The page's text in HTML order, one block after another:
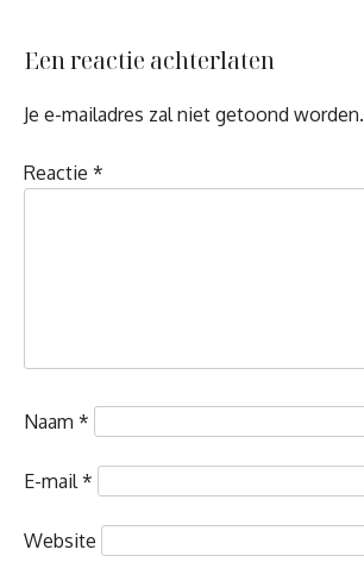
Een reactie achterlaten
Je e-mailadres zal niet getoond worden.
Reactie *
Naam *
E-mail *
Website